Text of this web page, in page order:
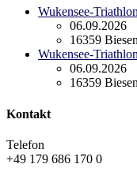
Wukensee-
06.09.2026
16359
Wukensee-
06.09.2026
16359
Kontakt
Telefon
+49 179 686 170 0